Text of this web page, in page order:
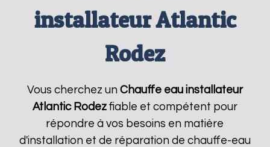
installateur Atlantic
Rodez
Vous cherchez un Chauffe eau installateur
Atlantic Rodezfiable et compétent pour
répondre à vos besoins en matière
d'installation et de réparation de chauffe-eau